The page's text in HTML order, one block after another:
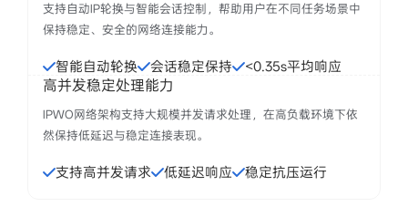
支持自动IP轮换与智能会话控制，帮助用户在不同任务场景中
保持稳定、安全的网络连接能力。
智能自动轮换 会话稳定保持 <0.35s平均响应
高并发稳定处理能力
IPWO网络架构支持大规模并发请求处理，在高负载环境下依
然保持低延迟与稳定连接表现。
支持高并发请求 低延迟响应 稳定抗压运行